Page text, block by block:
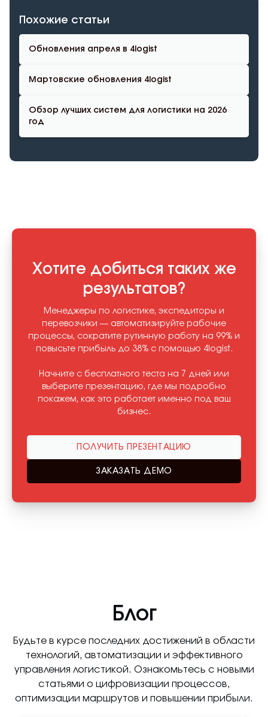
Похожие статьи
Обновления апреля в 4logist
Мартовские обновления 4logist
Обзор лучших систем для логистики на 2026
год
Хотите добиться таких же
результатов?
Менеджеры по логистике, экспедиторы и
перевозчики — автоматизируйте рабочие
процессы, сократите рутинную работу на 99% и
повысьте прибыль до 38% с помощью 4logist.
Начните с бесплатного теста на 7 дней или
выберите презентацию, где мы подробно
покажем, как это работает именно под ваш
бизнес.
ПОЛУЧИТЬ ПРЕЗЕНТАЦИЮ
ЗАКАЗАТЬ ДЕМО
Блог
Будьте в курсе последних достижений в области
технологий, автоматизации и эффективного
управления логистикой. Ознакомьтесь с новыми
статьями о цифровизации процессов,
оптимизации маршрутов и повышении прибыли.